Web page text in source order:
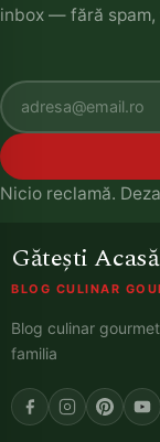
inbox — fără spam,
Nicio reclamă.
Gătești Acasă
BLOG CULINAR
Blog culinar
familia